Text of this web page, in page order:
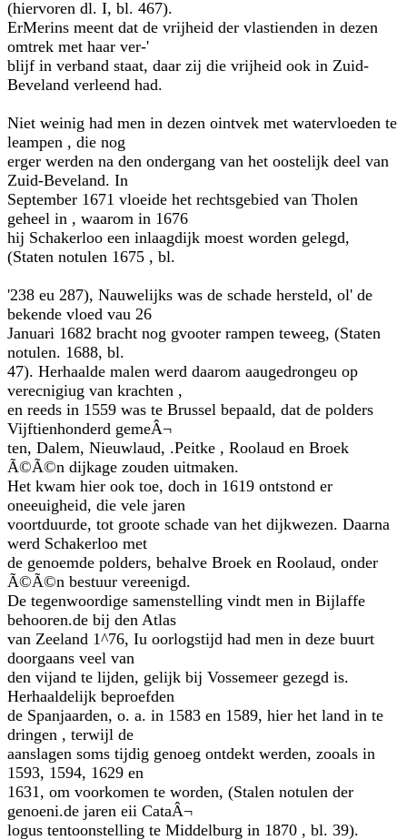
(hiervoren dl. I, bl. 467).
ErMerins meent dat de vrijheid der vlastienden in dezen
omtrek met haar ver-'
blijf in verband staat, daar zij die vrijheid ook in Zuid-
Beveland verleend had.
Niet weinig had men in dezen ointvek met watervloeden te
leampen , die nog
erger werden na den ondergang van het oostelijk deel van
Zuid-Beveland. In
September 1671 vloeide het rechtsgebied van Tholen
geheel in , waarom in 1676
hij Schakerloo een inlaagdijk moest worden gelegd,
(Staten notulen 1675 , bl.
'238 eu 287), Nauwelijks was de schade hersteld, ol' de
bekende vloed vau 26
Januari 1682 bracht nog gvooter rampen teweeg, (Staten
notulen. 1688, bl.
47). Herhaalde malen werd daarom aaugedrongeu op
verecnigiug van krachten ,
en reeds in 1559 was te Brussel bepaald, dat de polders
Vijftienhonderd gemeÂ¬
ten, Dalem, Nieuwlaud, .Peitke , Roolaud en Broek
Ã©Ã©n dijkage zouden uitmaken.
Het kwam hier ook toe, doch in 1619 ontstond er
oneeuigheid, die vele jaren
voortduurde, tot groote schade van het dijkwezen. Daarna
werd Schakerloo met
de genoemde polders, behalve Broek en Roolaud, onder
Ã©Ã©n bestuur vereenigd.
De tegenwoordige samenstelling vindt men in Bijlaffe
behooren.de bij den Atlas
van Zeeland 1^76, Iu oorlogstijd had men in deze buurt
doorgaans veel van
den vijand te lijden, gelijk bij Vossemeer gezegd is.
Herhaaldelijk beproefden
de Spanjaarden, o. a. in 1583 en 1589, hier het land in te
dringen , terwijl de
aanslagen soms tijdig genoeg ontdekt werden, zooals in
1593, 1594, 1629 en
1631, om voorkomen te worden, (Stalen notulen der
genoeni.de jaren eii CataÂ¬
logus tentoonstelling te Middelburg in 1870 , bl. 39).